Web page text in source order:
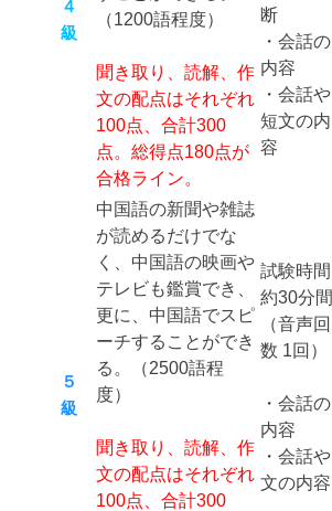
４
級
（1200語程度）
聞き取り、読解、作
文の配点はそれぞれ
100点、合計300
点。総得点180点が
合格ライン。
断
・会話の
内容
・会話や
短文の内
容
５
級
中国語の新聞や雑誌
が読めるだけでな
く、中国語の映画や
テレビも鑑賞でき、
更に、中国語でスピ
ーチすることができ
る。（2500語程
度）
聞き取り、読解、作
文の配点はそれぞれ
100点、合計300
試験時間
約30分間
（音声回
数 1回）
・会話の
内容
・会話や
文の内容